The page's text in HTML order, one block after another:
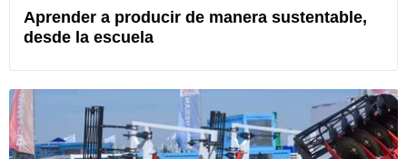
Aprender a producir de manera sustentable,
desde la escuela